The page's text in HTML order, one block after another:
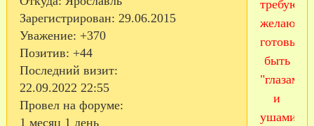
Зарегистрирован: 29.06.2015
Уважение: +370
Позитив: +44
Последний визит:
22.09.2022 22:55
Провел на форуме:
1 месяц 1 день
готовые
быть
"глазами
и
ушами"